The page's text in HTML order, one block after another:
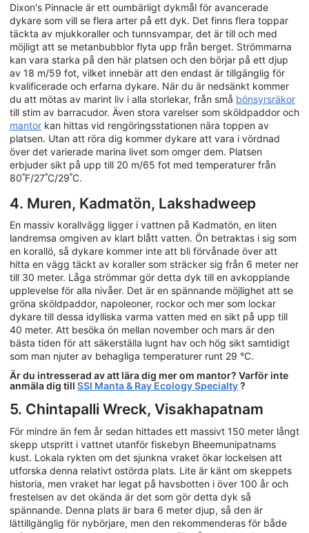
Dixon's Pinnacle är ett oumbärligt dykmål för avancerade
dykare som vill se flera arter på ett dyk. Det finns flera toppar
täckta av mjukkoraller och tunnsvampar, det är till och med
möjligt att se metanbubblor flyta upp från berget. Strömmarna
kan vara starka på den här platsen och den börjar på ett djup
av 18 m/59 fot, vilket innebär att den endast är tillgänglig för
kvalificerade och erfarna dykare. När du är nedsänkt kommer
du att mötas av marint liv i alla storlekar, från små bönsyrsräkor
till stim av barracudor. Även stora varelser som sköldpaddor och
mantor kan hittas vid rengöringsstationen nära toppen av
platsen. Utan att röra dig kommer dykare att vara i vördnad
över det varierade marina livet som omger dem. Platsen
erbjuder sikt på upp till 20 m/65 fot med temperaturer från
80˚F/27˚C/29˚C.
4. Muren, Kadmatön, Lakshadweep
En massiv korallvägg ligger i vattnen på Kadmatön, en liten
landremsa omgiven av klart blått vatten. Ön betraktas i sig som
en korallö, så dykare kommer inte att bli förvånade över att
hitta en vägg täckt av koraller som sträcker sig från 6 meter ner
till 30 meter. Låga strömmar gör detta dyk till en avkopplande
upplevelse för alla nivåer. Det är en spännande möjlighet att se
gröna sköldpaddor, napoleoner, rockor och mer som lockar
dykare till dessa idylliska varma vatten med en sikt på upp till
40 meter. Att besöka ön mellan november och mars är den
bästa tiden för att säkerställa lugnt hav och hög sikt samtidigt
som man njuter av behagliga temperaturer runt 29 °C.
Är du intresserad av att lära dig mer om mantor? Varför inte
anmäla dig till SSI Manta & Ray Ecology Specialty?
5. Chintapalli Wreck, Visakhapatnam
För mindre än fem år sedan hittades ett massivt 150 meter långt
skepp utspritt i vattnet utanför fiskebyn Bheemunipatnams
kust. Lokala rykten om det sjunkna vraket ökar lockelsen att
utforska denna relativt ostörda plats. Lite är känt om skeppets
historia, men vraket har legat på havsbotten i över 100 år och
frestelsen av det okända är det som gör detta dyk så
spännande. Denna plats är bara 6 meter djup, så den är
lättillgänglig för nybörjare, men den rekommenderas för både